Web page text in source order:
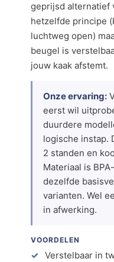
geprijsd alternatief
hetzelfde principe
luchtweg open)
beugel is
jouw kaak afstemt.
Onze ervaring:
eerst wil
duurdere
logische instap.
2 standen en
Materiaal is
dezelfde
varianten. Wel
in afwerking.
VOORDELEN
Verstelbaar in